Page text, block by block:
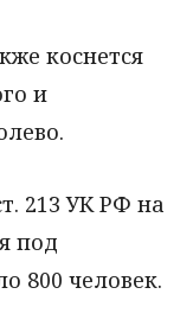
коснется
и
213 УК РФ на
под
800 человек.